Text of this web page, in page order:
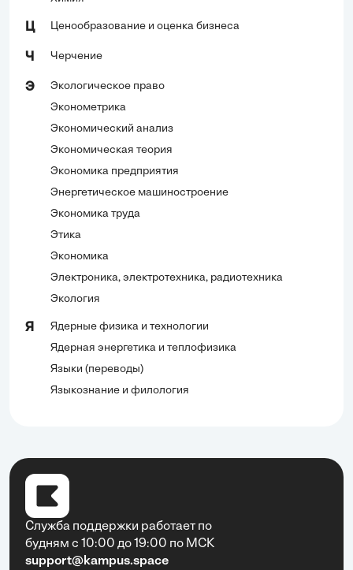
Ц Ценообразование и оценка бизнеса
Ч Черчение
Э
Экологическое право
Эконометрика
Экономический анализ
Экономическая теория
Экономика предприятия
Энергетическое машиностроение
Экономика труда
Этика
Экономика
Электроника, электротехника, радиотехника
Экология
Я
Ядерные физика и технологии
Ядерная энергетика и теплофизика
Языки (переводы)
Языкознание и филология
Служба поддержки работает по
будням с 10:00 до 19:00 по МСК
support@kampus.space